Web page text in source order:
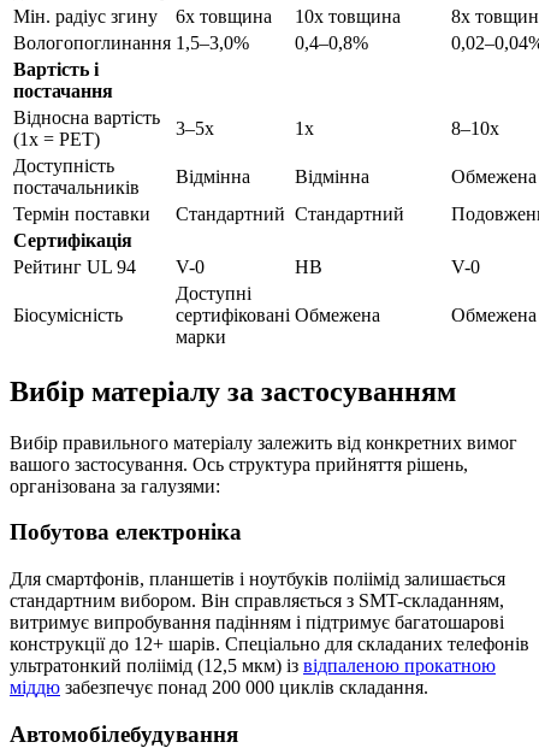
Мін. радіус згину
6x товщина 10x товщина
8x
Вологопоглинання 1,5–3,0% 0,4–0,8%
Вартість і
постачання
Відносна вартість
(1x = PET)
3–5x 1x
8–10x
Доступність
постачальників
Відмінна Відмінна
Обмежена
Термін поставки
Стандартний Стандартний
Сертифікація
Рейтинг UL 94
V-0 HB V-0
Біосумісність
Доступні
сертифіковані
марки
Обмежена Обмежена
Вибір матеріалу за застосуванням
Вибір правильного матеріалу залежить від конкретних вимог
вашого застосування. Ось структура прийняття рішень,
організована за галузями:
Побутова електроніка
Для смартфонів, планшетів і ноутбуків поліімід залишається
стандартним вибором. Він справляється з SMT-складанням,
витримує випробування падінням і підтримує багатошарові
конструкції до 12+ шарів. Спеціально для складаних телефонів
ультратонкий поліімід (12,5 мкм) із відпаленою прокатною
міддю забезпечує понад 200 000 циклів складання.
Автомобілебудування